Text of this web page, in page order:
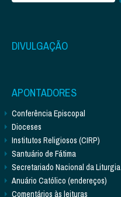
DIVULGAÇÃO
APONTADORES
Conferência Episcopal
Dioceses
Institutos Religiosos (CIRP)
Santuário de Fátima
Secretariado Nacional da Liturgia
Anuário Católico (endereços)
Comentários às leituras